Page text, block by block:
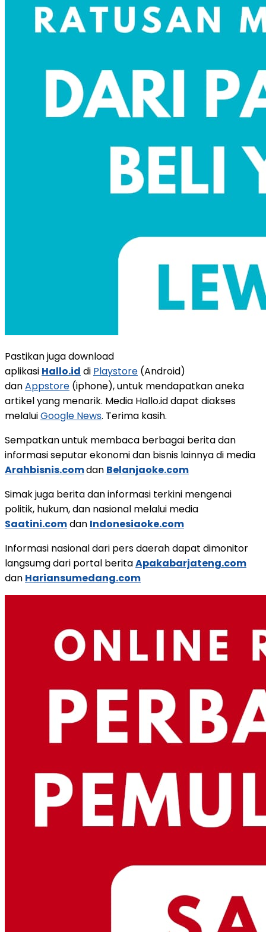
Pastikan juga download
aplikasi Hallo.id di Playstore (Android)
danAppstore (iphone), untuk mendapatkan aneka
artikel yang menarik. Media Hallo.id dapat diakses
melaluiGoogle News. Terima kasih.
Sempatkan untuk membaca berbagai berita dan
informasi seputar ekonomi dan bisnis lainnya di media
Arahbisnis.comdan Belanjaoke.com
Simak juga berita dan informasi terkini mengenai
politik, hukum, dan nasional melalui media
Saatini.comdan Indonesiaoke.com
Informasi nasional dari pers daerah dapat dimonitor
langsumg dari portal beritaApakabarjateng.com
dan Hariansumedang.com